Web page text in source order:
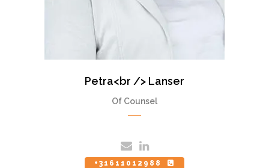
Petra<br /> Lanser
Of Counsel
+31611012988